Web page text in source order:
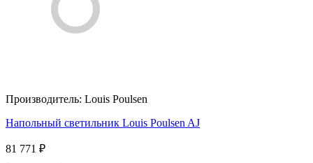
Производитель: Louis Poulsen
Напольный светильник Louis Poulsen AJ
81 771 ₽